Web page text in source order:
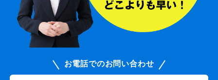
お電話でのお問い合わせ